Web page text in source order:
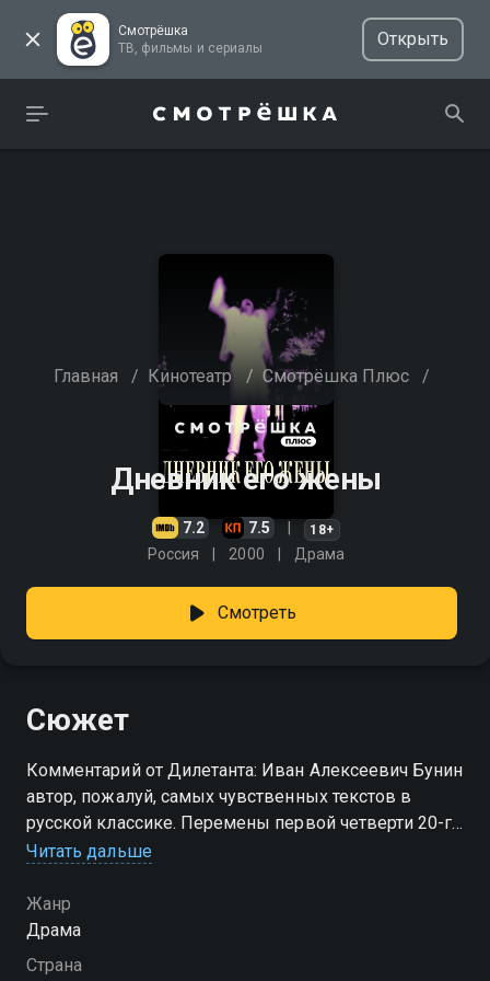
Смотрёшка
ТВ, фильмы и сериалы
Открыть
Главная / Кинотеатр / Смотрёшка Плюс /
Дневник его жены
7.2 7.5 18+
Россия 2000 Драма
Смотреть
Сюжет
Комментарий от Дилетанта: Иван Алексеевич Бунин
автор, пожалуй, самых чувственных текстов в
русской классике. Перемены первой четверти 20-го
века трудно давались ему, человеку тонкому и
творческих, показаны в элегантной драме Алексея
Учителя. Фильм рекомендуется к просмотру
поклонникам Бунина, русской классики, а также
Читать дальше
Жанр
Драма
Страна